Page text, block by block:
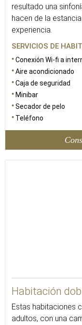
resultado una
hacen de la
experiencia.
SERVICIOS DE
Conexión Wi-fi a
Aire acondicionado
Caja de seguridad
Minibar
Secador de pelo
Teléfono
Habitación
Estas habitaciones
adultos, con una